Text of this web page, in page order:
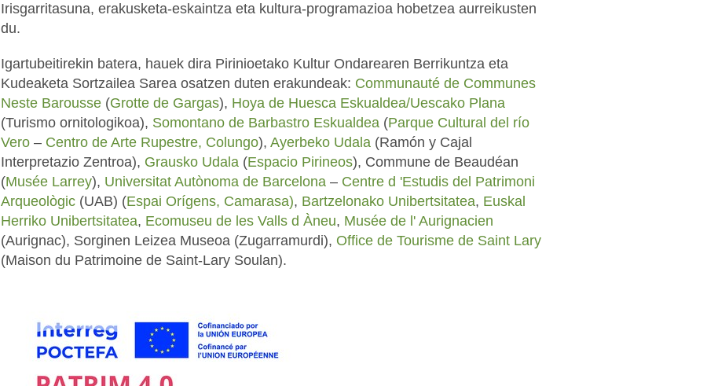
Irisgarritasuna, erakusketa-eskaintza eta kultura-programazioa hobetzea aurreikusten
du.
Igartubeitirekin batera, hauek dira Pirinioetako Kultur Ondarearen Berrikuntza eta
Kudeaketa Sortzailea Sarea osatzen duten erakundeak: Communauté de Communes
Neste Barousse(Grotte de Gargas), Hoya de Huesca Eskualdea/Uescako Plana
(Turismo ornitologikoa), Somontano de Barbastro Eskualdea (Parque Cultural del río
Vero– Centro de Arte Rupestre, Colungo), Ayerbeko Udala(Ramón y Cajal
Interpretazio Zentroa), Grausko Udala(Espacio Pirineos), Commune de Beaudéan
(Musée Larrey), Universitat Autònoma de Barcelona– Centre d 'Estudis del Patrimoni
Arqueològic (UAB) (Espai Orígens, Camarasa), Bartzelonako Unibertsitatea, Euskal
Herriko Unibertsitatea, Ecomuseu de les Valls d Àneu, Musée de l' Aurignacien
(Aurignac), Sorginen Leizea Museoa (Zugarramurdi), Office de Tourisme de Saint Lary
(Maison du Patrimoine de Saint-Lary Soulan).